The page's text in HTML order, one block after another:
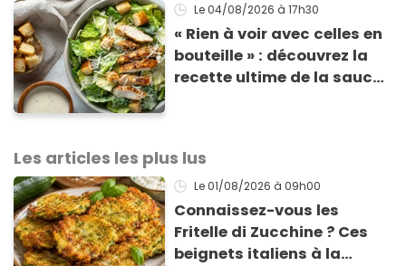
Le 04/08/2026 à 17h30
« Rien à voir avec celles en
bouteille » : découvrez la
recette ultime de la sauce
Les articles les plus lus
Le 01/08/2026 à 09h00
Connaissez-vous les
Fritelle di Zucchine ? Ces
beignets italiens à la